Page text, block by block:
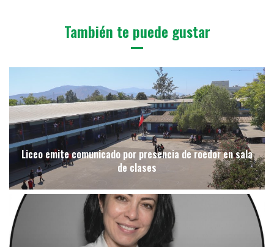
También te puede gustar
Liceo emite comunicado por presencia de roedor en sala
de clases